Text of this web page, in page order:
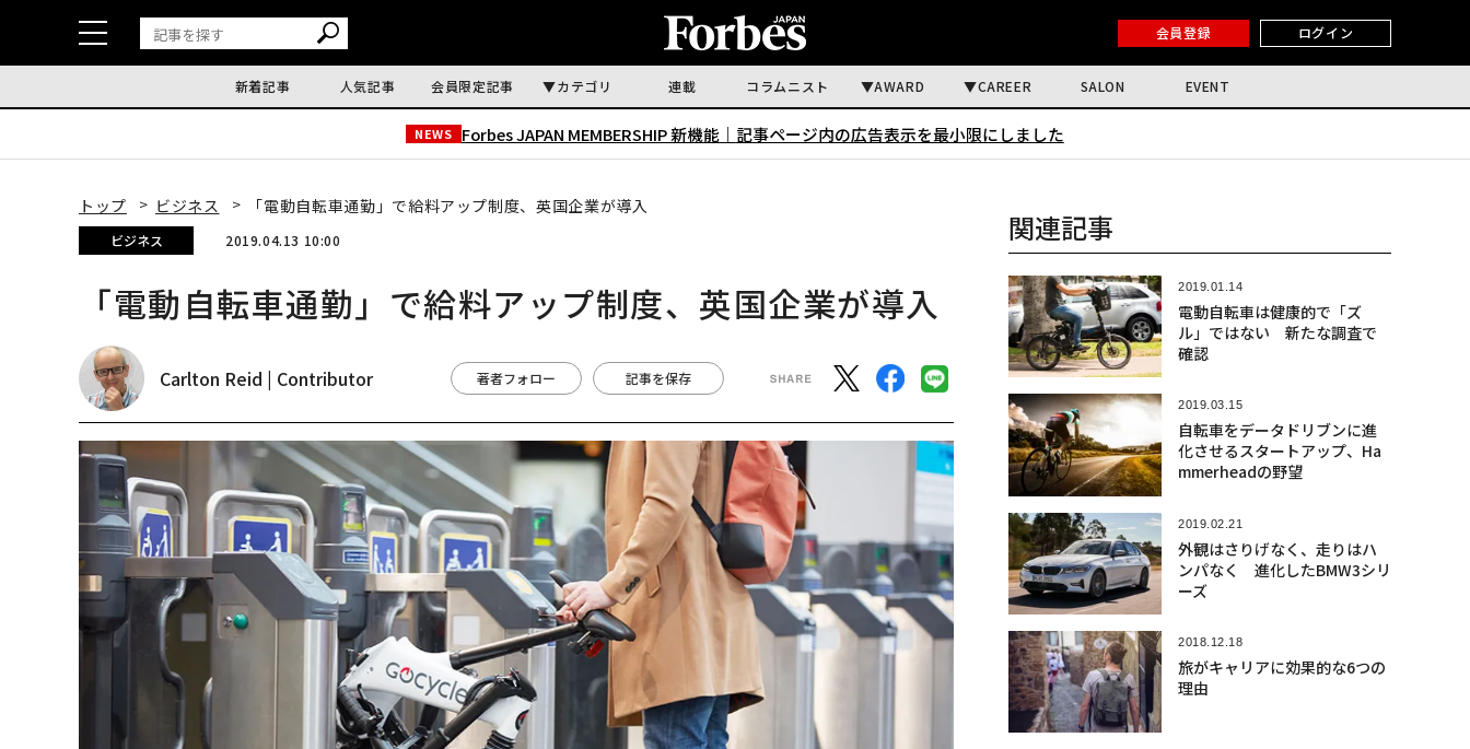
会員登録 ログイン
新着記事 人気記事 会員限定記事 カテゴリ 連載 コラムニスト AWARD CAREER SALON EVENT
NEWS Forbes JAPAN MEMBERSHIP 新機能｜ 記事ページ内の広告表示を最小限にしました
トップ ビジネス 「電動自転車通勤」で給料アップ制度、英国企業が導入
ビジネス 2019.04.13 10:00
「電動自転車通勤」で給料アップ制度、英国企業が導入
Carlton Reid | Contributor 著者フォロー 記事を保存
関連記事
2019.01.14
電動自転車は健康的で「ズ
ル」ではない 新たな調査で
確認
2019.03.15
自転車をデータドリブンに進
化させるスタートアップ、Ha
mmerheadの野望
2019.02.21
外観はさりげなく、走りはハ
ンパなく 進化したBMW3シリ
ーズ
2018.12.18
旅がキャリアに効果的な6つの
理由